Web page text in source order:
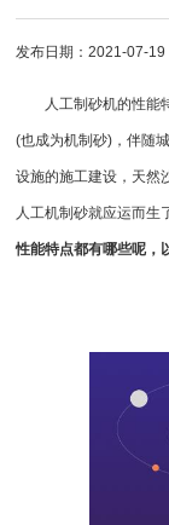
发布日期：2021-07-
人工制砂机的性能
(也成为机制砂)，伴随
设施的施工建设，天然
人工机制砂就应运而生
性能特点都有哪些呢，